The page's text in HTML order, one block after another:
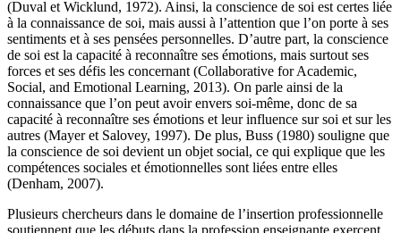
(Duval et Wicklund, 1972). Ainsi, la conscience de soi est certes liée
à la connaissance de soi, mais aussi à l’attention que l’on porte à ses
sentiments et à ses pensées personnelles. D’autre part, la conscience
de soi est la capacité à reconnaître ses émotions, mais surtout ses
forces et ses défis les concernant (Collaborative for Academic,
Social, and Emotional Learning, 2013). On parle ainsi de la
connaissance que l’on peut avoir envers soi-même, donc de sa
capacité à reconnaître ses émotions et leur influence sur soi et sur les
autres (Mayer et Salovey, 1997). De plus, Buss (1980) souligne que
la conscience de soi devient un objet social, ce qui explique que les
compétences sociales et émotionnelles sont liées entre elles
(Denham, 2007).
Plusieurs chercheurs dans le domaine de l’insertion professionnelle
soutiennent que les débuts dans la profession enseignante exercent